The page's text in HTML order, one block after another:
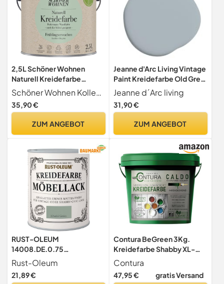
2,5L Schöner Wohnen
Naturell Kreidefarbe
Frühlingserwachen,
Leichtes Olivgrün
Schöner Wohnen Kollektion
35,90 €
ZUM ANGEBOT
Jeanne d'Arc Living Vintage
Paint Kreidefarbe Old Grey
Wasserbasiert und
Umweltfreundlich 700
ml/23,6oz Chalk Kalkfarbe
Jeanne d´Arc living
31,90 €
ZUM ANGEBOT
RUST-OLEUM
14008.DE.0.75
Kreidefarbe DOSE 750ml
khaki grün
Rust-Oleum
21,89 €
Contura BeGreen 3Kg.
Kreidefarbe Shabby XL-
Paintbox Chic Möbellack
Lack Möbel Farbe Holzlack
Natur (01 Weiß)
Contura
47,95 € gratis Versand